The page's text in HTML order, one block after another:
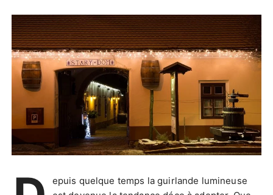
epuis quelque temps la guirlande lumineuse